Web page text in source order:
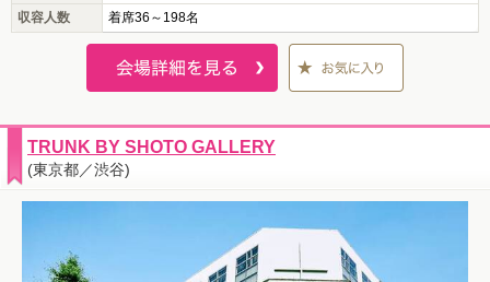
収容人数
着席36～198名
TRUNK BY SHOTO GALLERY
(東京都／渋谷)